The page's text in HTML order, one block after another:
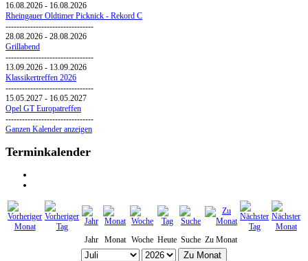
16.08.2026 - 16.08.2026
Rheingauer Oldtimer Picknick - Rekord C
--------------------------------
28.08.2026 - 28.08.2026
Grillabend
--------------------------------
13.09.2026 - 13.09.2026
Klassikertreffen 2026
--------------------------------
15.05.2027 - 16.05.2027
Opel GT Europatreffen
--------------------------------
Ganzen Kalender anzeigen
Terminkalender
Jahr Monat Woche Heute Suche Zu Monat
Zu Monat